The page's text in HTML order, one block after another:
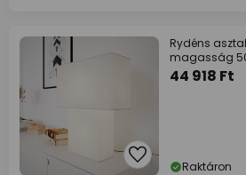
Rydéns
magasság
44 918 Ft
Raktáron